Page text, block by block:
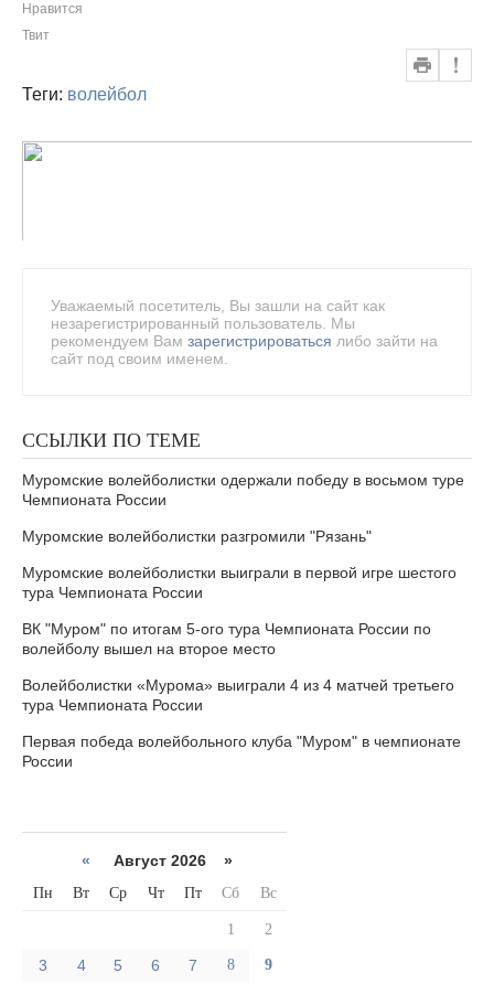
Нравится
Твит
Теги: волейбол
Уважаемый посетитель, Вы зашли на сайт как
незарегистрированный пользователь. Мы
рекомендуем Вам зарегистрироваться либо зайти на
сайт под своим именем.
ССЫЛКИ ПО ТЕМЕ
Муромские волейболистки одержали победу в восьмом туре
Чемпионата России
Муромские волейболистки разгромили "Рязань"
Муромские волейболистки выиграли в первой игре шестого
тура Чемпионата России
ВК "Муром" по итогам 5-ого тура Чемпионата России по
волейболу вышел на второе место
Волейболистки «Мурома» выиграли 4 из 4 матчей третьего
тура Чемпионата России
Первая победа волейбольного клуба "Муром" в чемпионате
России
« Август 2026 »
Пн Вт Ср Чт Пт Сб Вс
1 2
3 4 5 6 7 8 9